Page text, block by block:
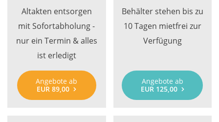
Altakten entsorgen
mit Sofortabholung -
nur ein Termin & alles
ist erledigt
Angebote ab
EUR 89,00
Behälter stehen bis zu
10 Tagen mietfrei zur
Verfügung
Angebote ab
EUR 125,00